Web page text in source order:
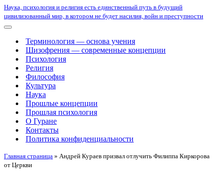
Наука, психология и религия есть единственный путь в будущий
цивилизованный мир, в котором не будет насилия, войн и преступности
Меню
навигацииТерминология — основа учения
Шизофрения — современные концепции
Психология
Религия
Философия
Культура
Наука
Прошлые концепции
Прошлая психология
О Гуране
Контакты
Политика конфиденциальности
Главная страница » Андрей Кураев призвал отлучить Филиппа Киркорова
от Церкви